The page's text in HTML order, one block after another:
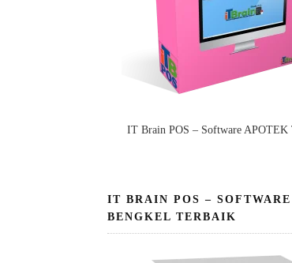
IT Brain POS – Software APOTEK
IT BRAIN POS – SOFTWARE
BENGKEL TERBAIK